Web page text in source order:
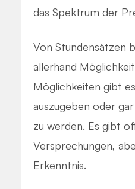
das Spektrum der
Von Stundensätzen
allerhand
Möglichkeiten gibt
auszugeben oder
zu werden. Es gibt
Versprechungen,
Erkenntnis.